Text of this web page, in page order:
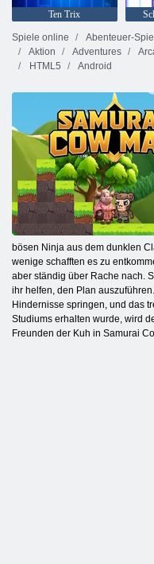
Ten Trix
Spiele online
Abenteuer-
Aktion
Adventures
HTML5
Android
bösen Ninja aus dem dunklen
wenige schafften es zu
aber ständig über Rache nach.
ihr helfen, den Plan
Hindernisse springen, und das
Studiums erhalten wurde, wird
Freunden der Kuh in Samurai